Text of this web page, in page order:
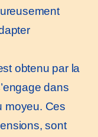
obtenu par la
dans
moyeu. Ces
sont